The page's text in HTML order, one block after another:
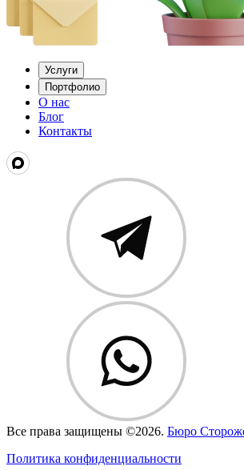
Услуги
Портфолио
О нас
Блог
Контакты
Все права защищены ©2026. Бюро
Политика конфиденциальности